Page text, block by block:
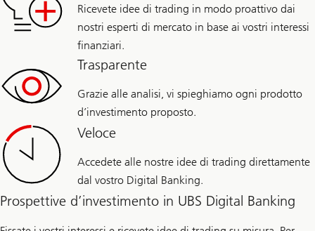
Ricevete idee di trading in modo proattivo dai
nostri esperti di mercato in base ai vostri interessi
finanziari.
Trasparente
Grazie alle analisi, vi spieghiamo ogni prodotto
d’investimento proposto.
Veloce
Accedete alle nostre idee di trading direttamente
dal vostro Digital Banking.
Prospettive d’investimento in UBS Digital Banking